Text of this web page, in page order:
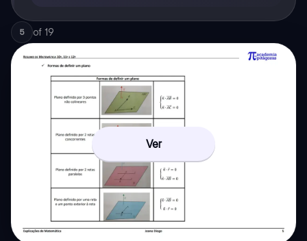
z_1)
= 0
5 of 19
Ver